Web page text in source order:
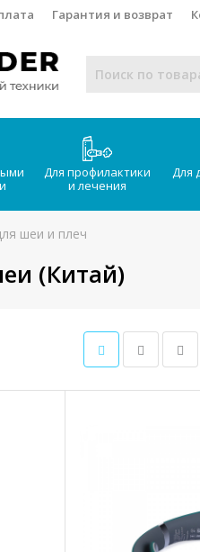
Гарантия и возврат
Для профилактики
и лечения
Для
шеи и плеч
(Китай)